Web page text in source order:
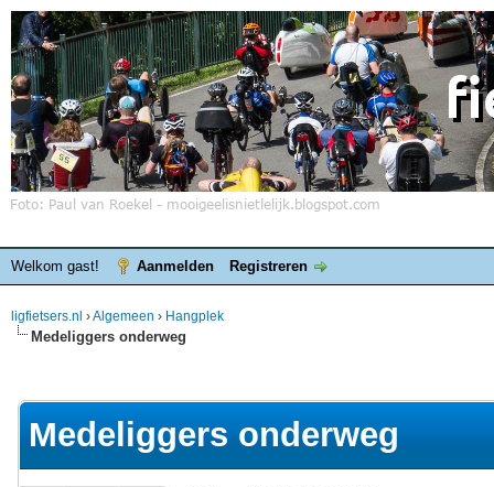
Welkom gast! Aanmelden Registreren
ligfietsers.nl ›Algemeen › Hangplek
Medeliggers onderweg
Medeliggers onderweg